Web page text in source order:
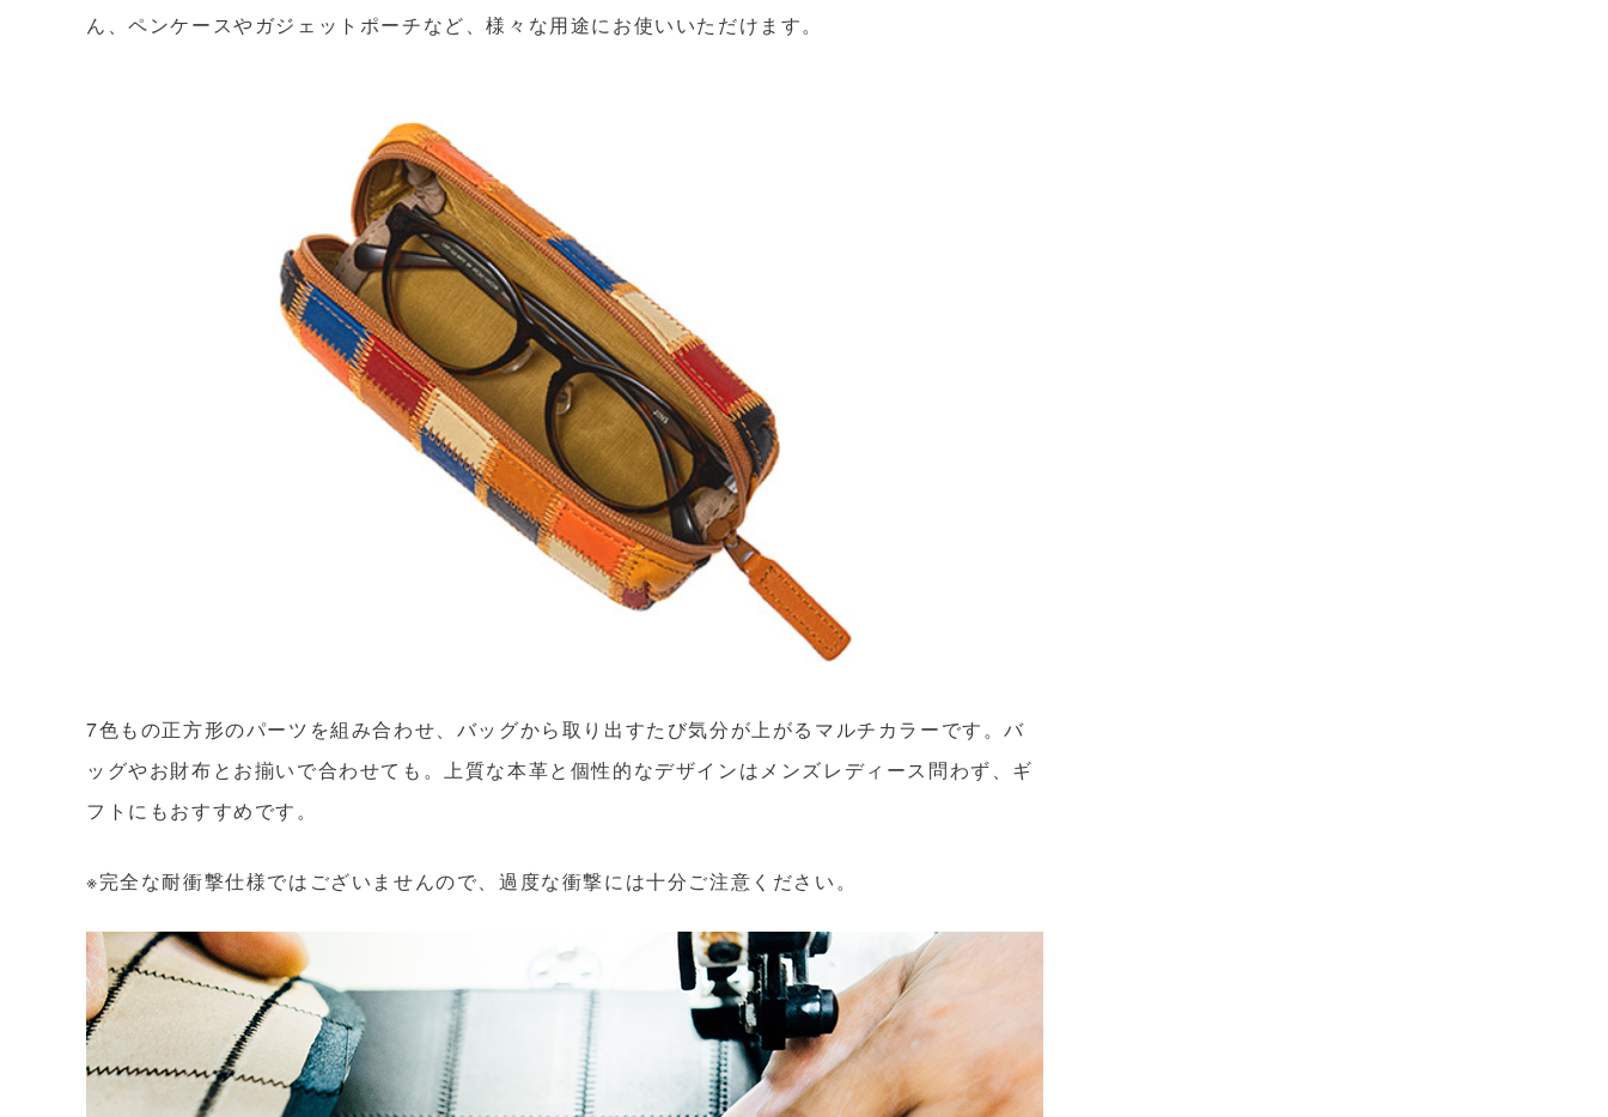
ん、ペンケースやガジェットポーチなど、様々な用途にお使いいただけます。
7色もの正方形のパーツを組み合わせ、バッグから取り出すたび気分が上がるマルチカラーです。バ
ッグやお財布とお揃いで合わせても。上質な本革と個性的なデザインはメンズレディース問わず、ギ
フトにもおすすめです。
※完全な耐衝撃仕様ではございませんので、過度な衝撃には十分ご注意ください。